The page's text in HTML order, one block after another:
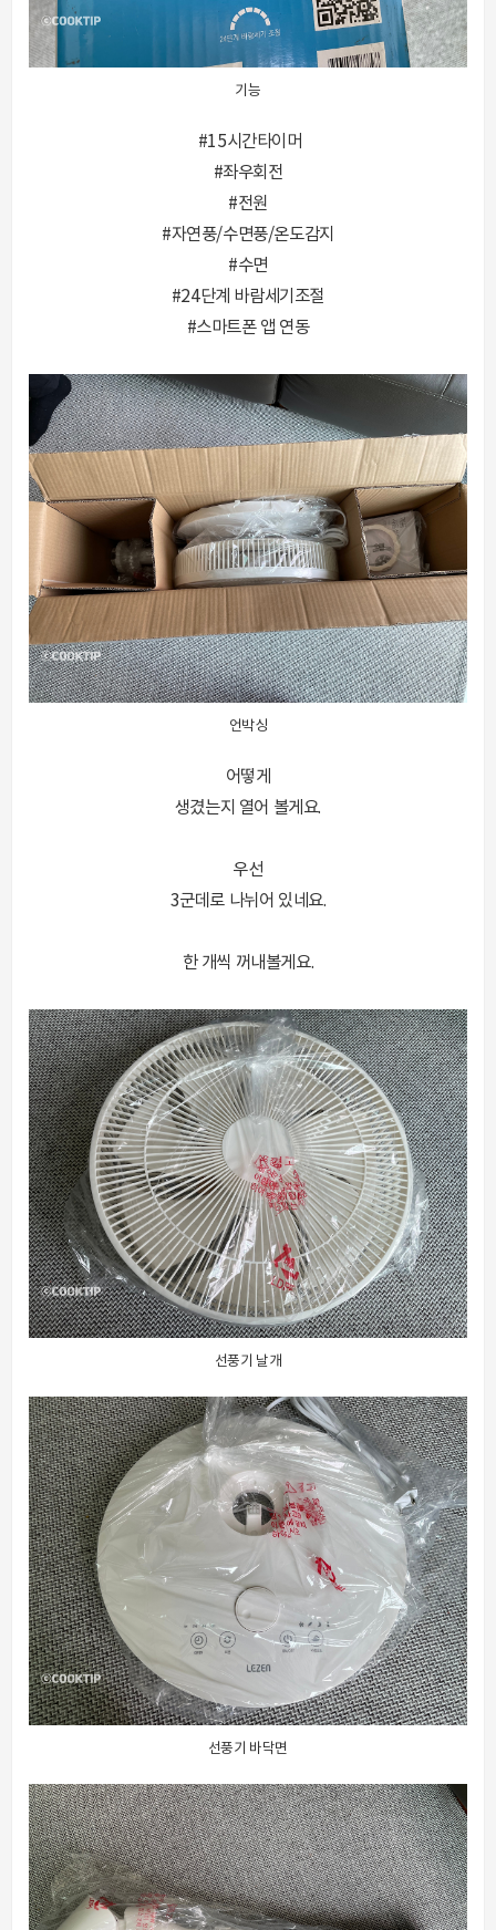
기능
#15시간타이머
#좌우회전
#전원
#자연풍/수면풍/온도감지
#수면
#24단계 바람세기조절
#스마트폰 앱 연동
언박싱
어떻게
생겼는지 열어 볼게요.
우선
3군데로 나뉘어 있네요.
한 개씩 꺼내볼게요.
선풍기 날개
선풍기 바닥면